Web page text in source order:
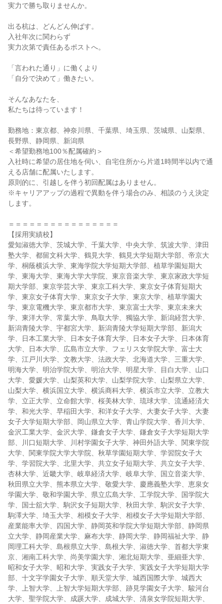
実力で勝ち取りませんか。
出る杭は、どんどん伸ばす。
入社年次に関わらず
実力次第で責任あるポストへ。
「言われた通り」に働くより
「自分で決めて」働きたい。
そんなあなたを、
私たちは待っています！
勤務地：東京都、神奈川県、千葉県、埼玉県、茨城県、山梨県、
長野県、静岡県、新潟県
＜希望勤務地100％配属確約＞
入社時に希望の居住地を伺い、自宅住所から片道1時間半以内で通
える店舗に配属いたします。
原則的に、引越しを伴う初回配属はありません。
※キャリアアップの過程で異動を伴う場合のみ、相談のうえ決定
します。
＝＝＝＝＝＝＝＝＝＝＝＝＝＝＝＝
【採用実績校】
愛知淑徳大学、茨城大学、千葉大学、中央大学、筑波大学、津田
塾大学、都留文科大学、鶴見大学、鶴見大学短期大学部、帝京大
学、桐蔭横浜大学、東海学院大学短期大学部、植草学園短期大
学、東海大学、東海大学大学院、東京音楽大学、東京家政大学短
期大学部、東京学芸大学、東京工科大学、東京女子体育短期大
学、東京女子体育大学、東京女子大学、東京大学、植草学園大
学、東京電機大学、東京都市大学、東京富士大学、東京未来大
学、東洋大学、常葉大学、鳥取大学、獨協大学、新潟経営大学、
新潟青陵大学、宇都宮大学、新潟青陵大学短期大学部、新潟大
学、日本工業大学、日本女子体育大学、日本女子大学、日本体育
大学、日本大学、広島市立大学、フェリス女学院大学、富士大
学、江戸川大学、文教大学、法政大学、北海道大学、三重大学、
明海大学、明治学院大学、明治大学、明星大学、目白大学、山口
大学、愛媛大学、山梨英和大学、山梨学院大学、山梨県立大学、
山梨大学、横浜国立大学、横浜商科大学、横浜市立大学、立教大
学、立正大学、立命館大学、桜美林大学、琉球大学、流通経済大
学、和光大学、早稲田大学、和洋女子大学、大妻女子大学、大妻
女子大学短期大学部、岡山県立大学、青山学院大学、香川大学、
金沢工業大学、金沢大学、鎌倉女子大学、鎌倉女子大学短期大学
部、川口短期大学、川村学園女子大学、神田外語大学、関東学院
大学、関東学院大学大学院、秋草学園短期大学、学習院女子大
学、学習院大学、北里大学、共立女子短期大学、共立女子大学、
杏林大学、近畿大学、岐阜経済大学、岐阜大学、国立音楽大学、
秋田県立大学、熊本県立大学、敬愛大学、慶應義塾大学、恵泉女
学園大学、敬和学園大学、県立広島大学、工学院大学、国学院大
学、国士舘大学、駒沢女子短期大学、秋田大学、駒沢女子大学、
駒澤大学、埼玉大学、相模女子大学、相模女子大学短期大学部、
産業能率大学、四国大学、静岡英和学院大学短期大学部、静岡県
立大学、静岡産業大学、麻布大学、静岡大学、静岡福祉大学、静
岡理工科大学、島根県立大学、島根大学、淑徳大学、首都大学東
京、湘南工科大学、尚美学園大学、湘北短期大学、亜細亜大学、
昭和女子大学、昭和大学、実践女子大学、実践女子大学短期大学
部、十文字学園女子大学、順天堂大学、城西国際大学、城西大
学、上智大学、上智大学短期大学部、跡見学園女子大学、駿河台
大学、聖学院大学、成蹊大学、成城大学、清泉女学院短期大学、